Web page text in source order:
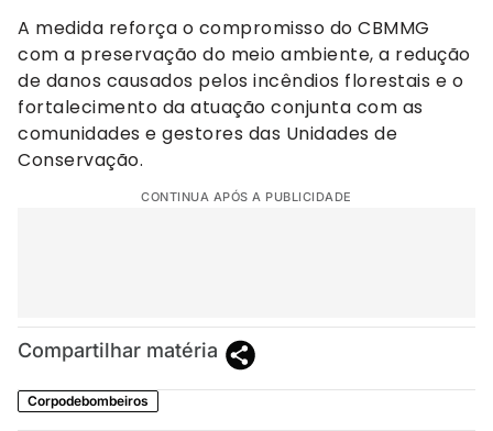
A medida reforça o compromisso do CBMMG
com a preservação do meio ambiente, a redução
de danos causados pelos incêndios florestais e o
fortalecimento da atuação conjunta com as
comunidades e gestores das Unidades de
Conservação.
CONTINUA APÓS A PUBLICIDADE
Compartilhar matéria
Corpodebombeiros